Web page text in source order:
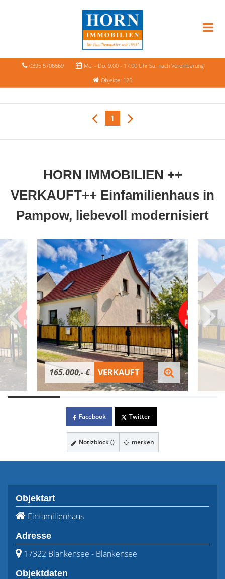
0395 5706669
Mo. - Do. 9.00 - 17.00 Uhr Sa. nach Vereinbarung
Objekte: 125
1
HORN IMMOBILIEN ++
VERKAUFT++ Einfamilienhaus in
Pampow, liebevoll modernisiert
165.000,- € VERKAUFT
Facebook Twitter
Notizblock () merken
Objektart
Einfamilienhaus
Adresse
17322 Blankensee - Blankensee
Objektdaten